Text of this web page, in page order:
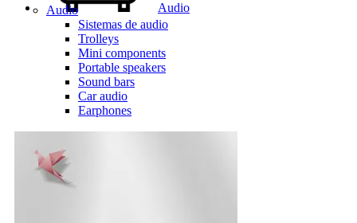
Audio
Audio
Sistemas de audio
Trolleys
Mini components
Portable speakers
Sound bars
Car audio
Earphones